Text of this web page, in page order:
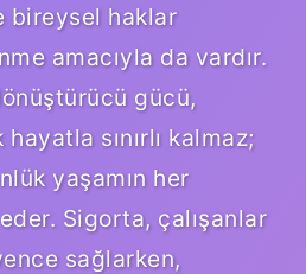
bireysel haklar
amacıyla da vardır.
gücü,
sınırlı kalmaz;
yaşamın her
Sigorta, çalışanlar
sağlarken,